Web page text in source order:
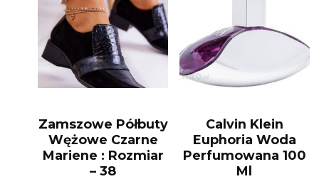
Zamszowe Półbuty
Wężowe Czarne
Mariene : Rozmiar
– 38
Calvin Klein
Euphoria Woda
Perfumowana 100
Ml